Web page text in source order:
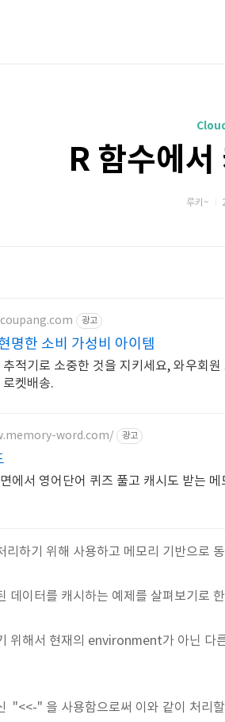
R 함수에
루키~
광고
명한 소비 가성비 아이템
추적기로 소중한 것을 지키세요, 와우회
켓배송.
word.com/ 광고
에서 영어단어 퀴즈 풀고 캐시도 받는
리하기 위해 사용하고 메모리 기반으로
데이터를 캐시하는 예제를 살펴보기로
위해서 현재의 environment가 아닌
"<<-" 을 사용함으로써 이와 같이 처리